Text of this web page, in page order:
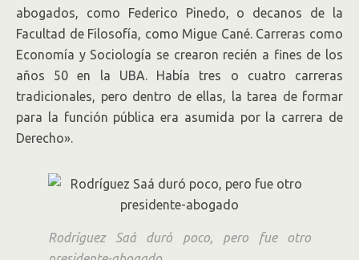
abogados, como Federico Pinedo, o decanos de la
Facultad de Filosofía, como Migue Cané. Carreras como
Economía y Sociología se crearon recién a fines de los
años 50 en la UBA. Había tres o cuatro carreras
tradicionales, pero dentro de ellas, la tarea de formar
para la función pública era asumida por la carrera de
Derecho».
Rodríguez Saá duró poco, pero fue otro